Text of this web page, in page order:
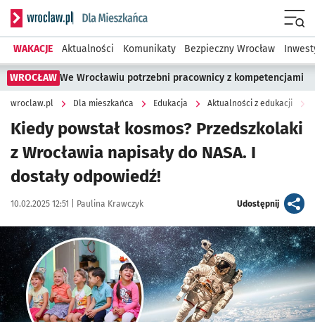
Serwis informacyjny wroclaw.pl podserwis: Dla mieszkańca
WAKACJE Aktualności Komunikaty Bezpieczny Wrocław
WROCŁAW We Wrocławiu potrzebni pracownicy z kompetencjami
wroclaw.pl Dla mieszkańca Edukacja Aktualności z edukacji
Kiedy powstał kosmos? Przedszkolaki
z Wrocławia napisały do NASA. I
dostały odpowiedź!
Data publikacji:
10.02.2025 12:51 | Autor:
Paulina Krawczyk Udostępnijartykuł
Kliknij, aby powiększyć